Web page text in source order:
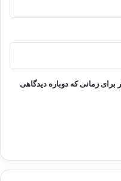
زمانی که دوباره دیدگاهی